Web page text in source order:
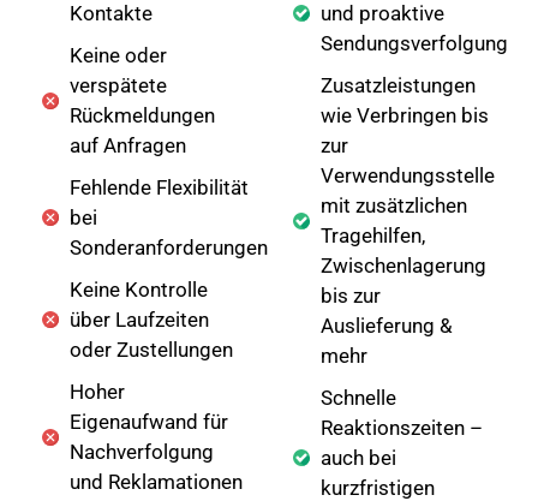
Kontakte
Keine oder
verspätete
Rückmeldungen
auf Anfragen
Fehlende Flexibilität
bei
Sonderanforderungen
Keine Kontrolle
über Laufzeiten
oder Zustellungen
Hoher
Eigenaufwand für
Nachverfolgung
und Reklamationen
und proaktive
Sendungsverfolgung
Zusatzleistungen
wie Verbringen bis
zur
Verwendungsstelle
mit zusätzlichen
Tragehilfen,
Zwischenlagerung
bis zur
Auslieferung &
mehr
Schnelle
Reaktionszeiten –
auch bei
kurzfristigen